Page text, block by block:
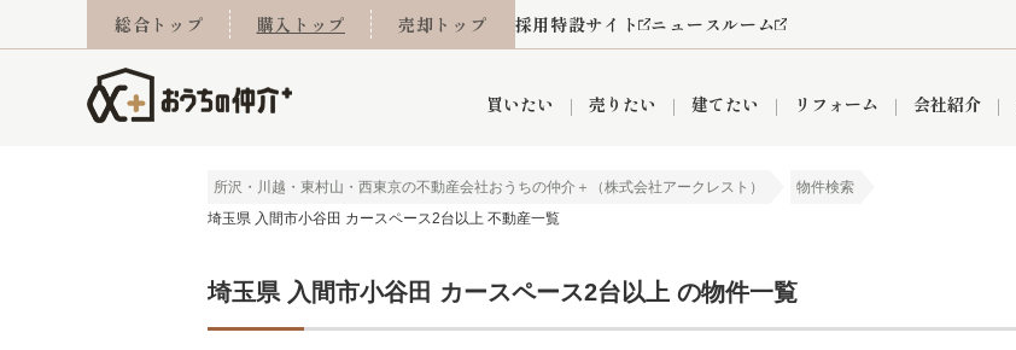
総合トップ 購入トップ 売却トップ 採用特設サイト ニュースルーム
買いたい 売りたい 建てたい リフォーム 会社紹介
所沢・川越・東村山・西東京の不動産会社おうちの仲介＋（株式会社アークレスト）
物件検索
埼玉県 入間市小谷田 カースペース2台以上 不動産一覧
埼玉県 入間市小谷田 カースペース2台以上 の物件一覧